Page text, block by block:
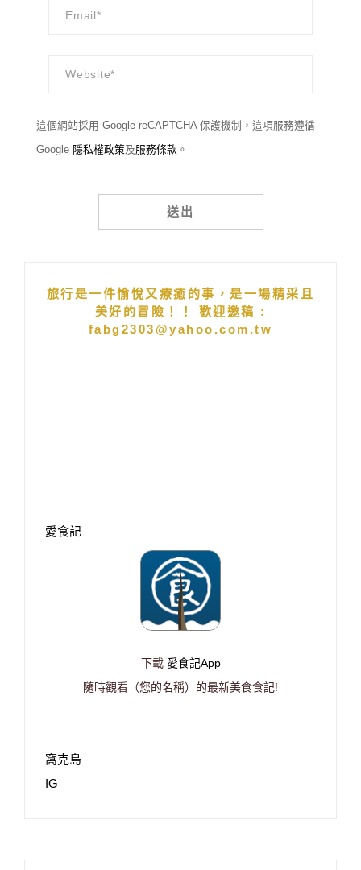
這個網站採用 Google reCAPTCHA 保護機制，這項服務遵循
Google 隱私權政策及服務條款 。
旅行是一件愉悅又療癒的事，是一場精采且
美好的冒險！！ 歡迎邀稿 :
fabg2303@yahoo.com.tw
愛食記
下載 愛食記App
隨時觀看（您的名稱）的最新美食食記!
窩克島
IG